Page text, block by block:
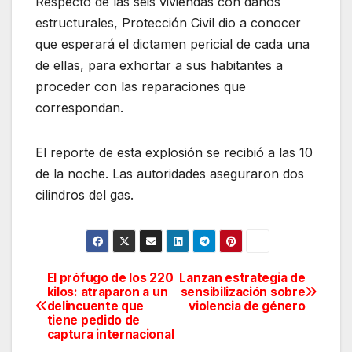
estructurales, Protección Civil dio a conocer
que esperará el dictamen pericial de cada una
de ellas, para exhortar a sus habitantes a
proceder con las reparaciones que
correspondan.
El reporte de esta explosión se recibió a las 10
de la noche. Las autoridades aseguraron dos
cilindros del gas.
Navegación
de
Lanzan estrategia de
sensibilización sobre
violencia de género
El prófugo de los 220
kilos: atraparon a un
delincuente que
tiene pedido de
captura internacional